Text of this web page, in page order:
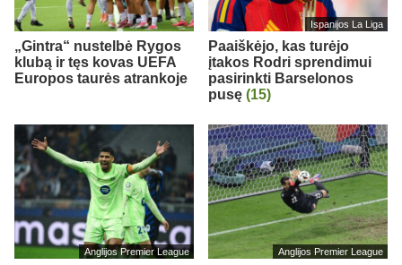
„Gintra“ nustelbė Rygos
klubą ir tęs kovas UEFA
Europos taurės atrankoje
Ispanijos La Liga
Paaiškėjo, kas turėjo
įtakos Rodri sprendimui
pasirinkti Barselonos
pusę (15)
Anglijos Premier League Anglijos Premier League